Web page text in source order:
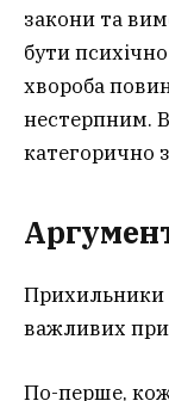
закони та
бути
хвороба
нестерпним.
категорично
Прихильники
важливих
По-перше,